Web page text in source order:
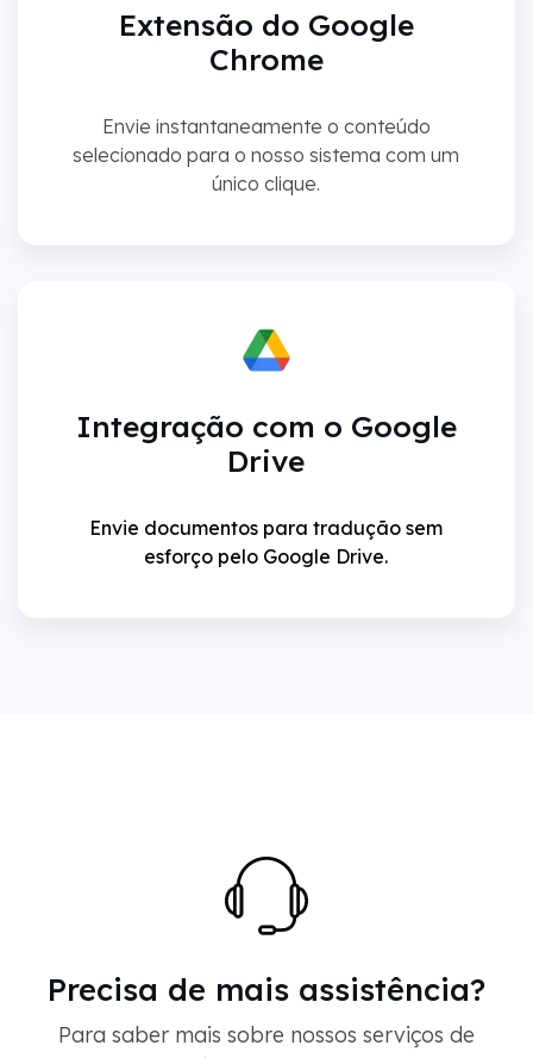
Extensão do Google
Chrome
Envie instantaneamente o conteúdo
selecionado para o nosso sistema com um
único clique.
Integração com o Google
Drive
Envie documentos para tradução sem
esforço pelo Google Drive.
Precisa de mais assistência?
Para saber mais sobre nossos serviços de